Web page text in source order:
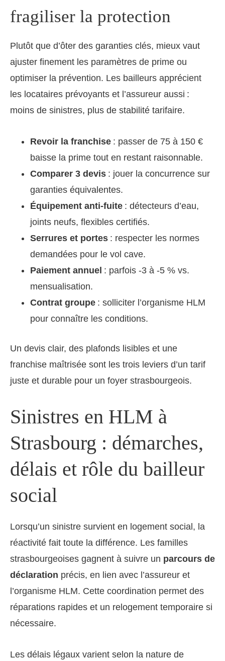
fragiliser la protection
Plutôt que d’ôter des garanties clés, mieux vaut
ajuster finement les paramètres de prime ou
optimiser la prévention. Les bailleurs apprécient
les locataires prévoyants et l’assureur aussi :
moins de sinistres, plus de stabilité tarifaire.
Revoir la franchise : passer de 75 à 150 €
baisse la prime tout en restant raisonnable.
Comparer 3 devis : jouer la concurrence sur
garanties équivalentes.
Équipement anti-fuite : détecteurs d’eau,
joints neufs, flexibles certifiés.
Serrures et portes : respecter les normes
demandées pour le vol cave.
Paiement annuel : parfois -3 à -5 % vs.
mensualisation.
Contrat groupe : solliciter l’organisme HLM
pour connaître les conditions.
Un devis clair, des plafonds lisibles et une
franchise maîtrisée sont les trois leviers d’un tarif
juste et durable pour un foyer strasbourgeois.
Sinistres en HLM à
Strasbourg : démarches,
délais et rôle du bailleur
social
Lorsqu’un sinistre survient en logement social, la
réactivité fait toute la différence. Les familles
strasbourgeoises gagnent à suivre un parcours de
déclaration précis, en lien avec l’assureur et
l’organisme HLM. Cette coordination permet des
réparations rapides et un relogement temporaire si
nécessaire.
Les délais légaux varient selon la nature de